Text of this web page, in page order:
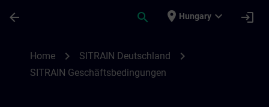
arrow_back search place Hungary expand_more login
Home chevron_right SITRAIN Deutschland chevron_right
SITRAIN Geschäftsbedingungen